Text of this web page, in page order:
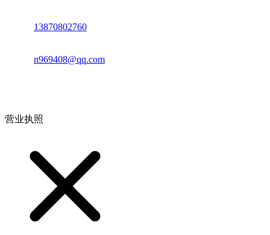
13870802760
n969408@qq.com
营业执照